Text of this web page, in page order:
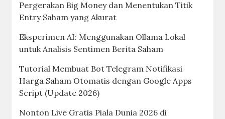
Pergerakan Big Money dan Menentukan Titik
Entry Saham yang Akurat
Eksperimen AI: Menggunakan Ollama Lokal
untuk Analisis Sentimen Berita Saham
Tutorial Membuat Bot Telegram Notifikasi
Harga Saham Otomatis dengan Google Apps
Script (Update 2026)
Nonton Live Gratis Piala Dunia 2026 di